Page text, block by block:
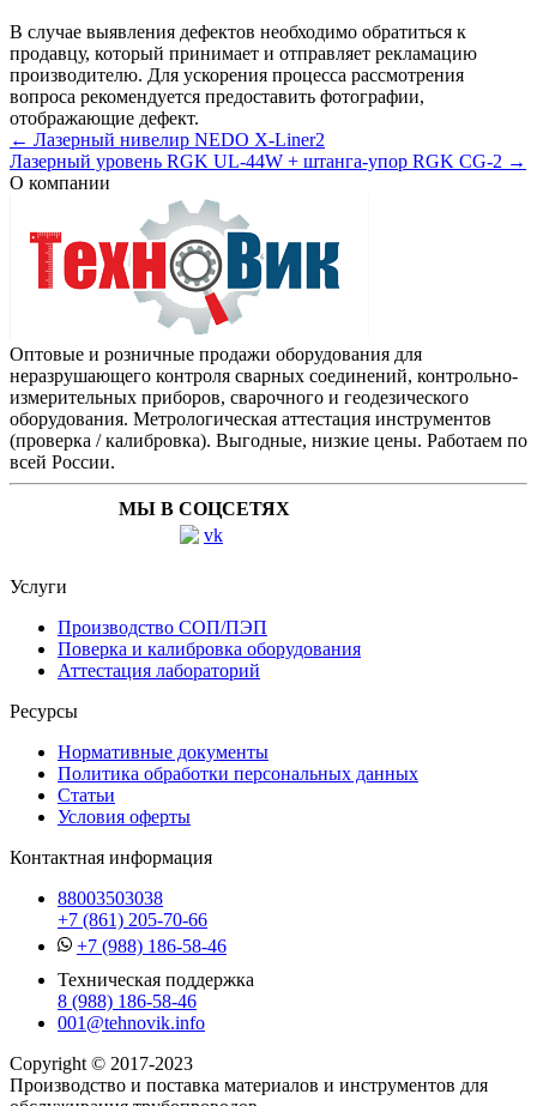
В случае выявления дефектов необходимо обратиться к
продавцу, который принимает и отправляет рекламацию
производителю. Для ускорения процесса рассмотрения
вопроса рекомендуется предоставить фотографии,
отображающие дефект.
← Лазерный нивелир NEDO X-Liner2
Лазерный уровень RGK UL-44W + штанга-упор RGK CG-2 →
О компании
Оптовые и розничные продажи оборудования для
неразрушающего контроля сварных соединений, контрольно-
измерительных приборов, сварочного и геодезического
оборудования. Метрологическая аттестация инструментов
(проверка / калибровка). Выгодные, низкие цены. Работаем по
всей России.
МЫ В СОЦСЕТЯХ
Услуги
Производство СОП/ПЭП
Поверка и калибровка оборудования
Аттестация лабораторий
Ресурсы
Нормативные документы
Политика обработки персональных данных
Статьи
Условия оферты
Контактная информация
88003503038
+7 (861) 205-70-66
+7 (988) 186-58-46
Техническая поддержка
8 (988) 186-58-46
001@tehnovik.info
Copyright © 2017-2023
Производство и поставка материалов и инструментов для